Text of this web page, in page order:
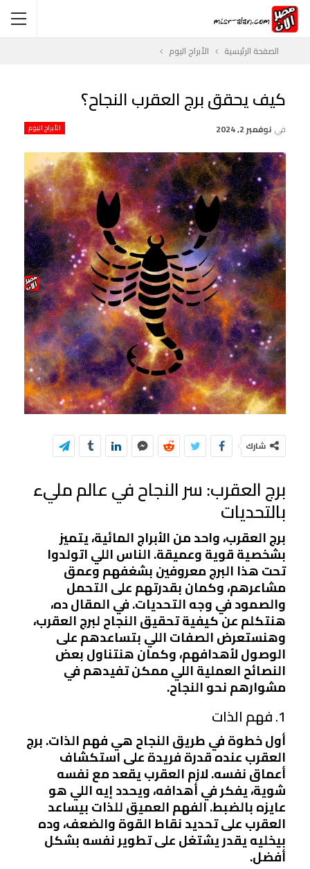
الصفحة الرئيسية الأبراج اليوم
كيف يحقق برج العقرب النجاح؟
الأبراج اليوم في نوفمبر 2, 2024
شارك
برج العقرب: سر النجاح في عالم مليء
بالتحديات
برج العقرب، واحد من الأبراج المائية، يتميز
بشخصية قوية وعميقة. الناس اللي اتولدوا
تحت هذا البرج معروفين بشغفهم وعمق
مشاعرهم، وكمان بقدرتهم على التحمل
والصمود في وجه التحديات. في المقال ده،
هنتكلم عن كيفية تحقيق النجاح لبرج العقرب،
وهنستعرض الصفات اللي بتساعدهم على
الوصول لأهدافهم، وكمان هنتناول بعض
النصائح العملية اللي ممكن تفيدهم في
مشوارهم نحو النجاح.
1. فهم الذات
أول خطوة في طريق النجاح هي فهم الذات. برج
العقرب عنده قدرة فريدة على استكشاف
أعماق نفسه. لازم العقرب يقعد مع نفسه
شوية، يفكر في أهدافه، ويحدد إيه اللي هو
عايزه بالضبط. الفهم العميق للذات بيساعد
العقرب على تحديد نقاط القوة والضعف، وده
بيخليه يقدر يشتغل على تطوير نفسه بشكل
أفضل.